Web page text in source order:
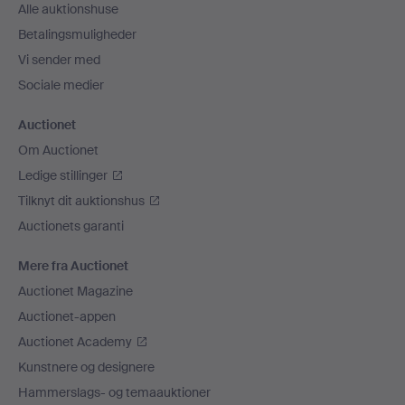
Alle auktionshuse
Betalingsmuligheder
Vi sender med
Sociale medier
Auctionet
Om Auctionet
Ledige stillinger
Tilknyt dit auktionshus
Auctionets garanti
Mere fra Auctionet
Auctionet Magazine
Auctionet-appen
Auctionet Academy
Kunstnere og designere
Hammerslags- og temaauktioner